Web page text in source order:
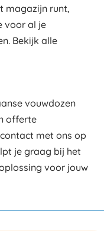
magazijn runt,
voor al je
Bekijk alle
vouwdozen
offerte
met ons op
je graag bij het
voor jouw